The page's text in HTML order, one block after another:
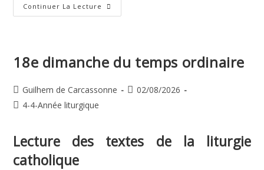
Continuer La Lecture Transfiguration
De
18e dimanche du temps ordinaire
Auteur/autrice
de
Guilhem de Carcassonne
Publication
02/08/2026
Post4-4-Année liturgique
Lecture des textes de la liturgie
catholique